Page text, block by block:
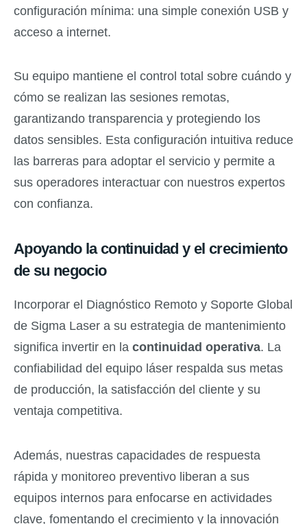
configuración mínima: una simple conexión USB y
acceso a internet.
Su equipo mantiene el control total sobre cuándo y
cómo se realizan las sesiones remotas,
garantizando transparencia y protegiendo los
datos sensibles. Esta configuración intuitiva reduce
las barreras para adoptar el servicio y permite a
sus operadores interactuar con nuestros expertos
con confianza.
Apoyando la continuidad y el crecimiento
de su negocio
Incorporar el Diagnóstico Remoto y Soporte Global
de Sigma Laser a su estrategia de mantenimiento
significa invertir en la continuidad operativa. La
confiabilidad del equipo láser respalda sus metas
de producción, la satisfacción del cliente y su
ventaja competitiva.
Además, nuestras capacidades de respuesta
rápida y monitoreo preventivo liberan a sus
equipos internos para enfocarse en actividades
clave, fomentando el crecimiento y la innovación